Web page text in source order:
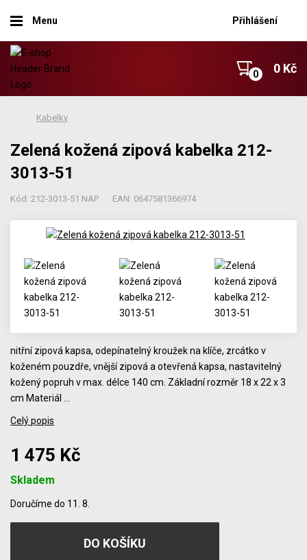
Menu Přihlášení
0 Kč
Kabelky
Zelená kožená zipová kabelka 212-
3013-51
Kód: 212-3013-51 NAP EAN: 0647581366974
nitřní zipová kapsa, odepínatelný kroužek na klíče, zrcátko v
koženém pouzdře, vnější zipová a otevřená kapsa, nastavitelný
kožený popruh v max. délce 140 cm. Základní rozměr 18 x 22 x 3
cm Materiál …
Celý popis
1 475 Kč
Skladem
Doručíme do 11. 8.